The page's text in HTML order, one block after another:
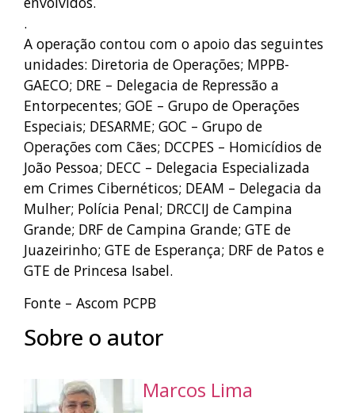
.
A operação contou com o apoio das seguintes
unidades: Diretoria de Operações; MPPB-
GAECO; DRE – Delegacia de Repressão a
Entorpecentes; GOE – Grupo de Operações
Especiais; DESARME; GOC – Grupo de
Operações com Cães; DCCPES – Homicídios de
João Pessoa; DECC – Delegacia Especializada
em Crimes Cibernéticos; DEAM – Delegacia da
Mulher; Polícia Penal; DRCCIJ de Campina
Grande; DRF de Campina Grande; GTE de
Juazeirinho; GTE de Esperança; DRF de Patos e
GTE de Princesa Isabel.
Fonte – Ascom PCPB
Sobre o autor
Marcos Lima